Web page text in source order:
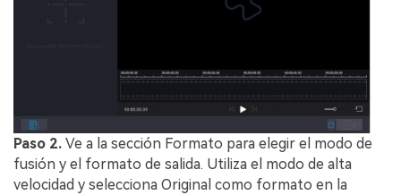
Paso 2. Ve a la sección Formato para elegir el modo de
fusión y el formato de salida. Utiliza el modo de alta
velocidad y selecciona Original como formato en la